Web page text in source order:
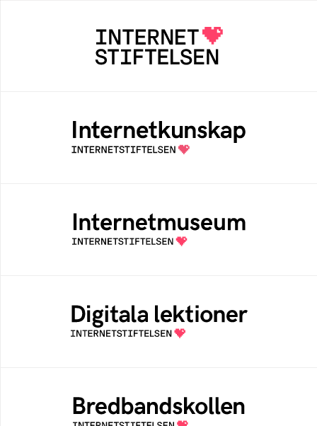
Internetstiftelsen verkar för ett internet som
bidrar positivt till människan och samhället
Samlad kunskap som hjälper dig att bli en
säker och medveten internetanvändare
Ett digitalt museum som byggts, och kureras
av Internetstiftelsen
Öppen digital lärresurs med färdiga lektioner
för alla stadier i grundskolan
Bredbandskollen är ett oberoende
konsumentverktyg som drivs av